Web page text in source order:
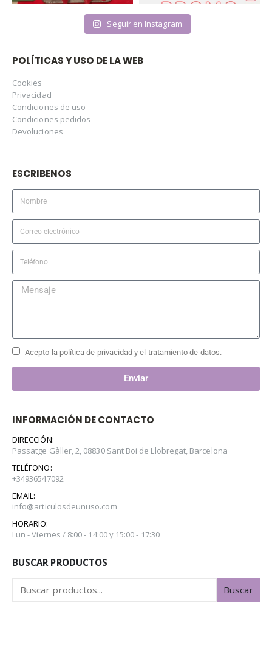
Seguir en Instagram
POLÍTICAS Y USO DE LA WEB
Cookies
Privacidad
Condiciones de uso
Condiciones pedidos
Devoluciones
ESCRIBENOS
Acepto la política de privacidad y el tratamiento de datos.
Enviar
INFORMACIÓN DE CONTACTO
DIRECCIÓN:
Passatge Gàller, 2, 08830 Sant Boi de Llobregat, Barcelona
TELÉFONO:
+34936547092
EMAIL:
info@articulosdeunuso.com
HORARIO:
Lun - Viernes / 8:00 - 14:00 y 15:00 - 17:30
BUSCAR PRODUCTOS
Buscar